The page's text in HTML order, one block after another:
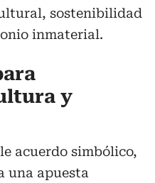
sostenibilidad
inmaterial.
y
acuerdo simbólico,
una apuesta